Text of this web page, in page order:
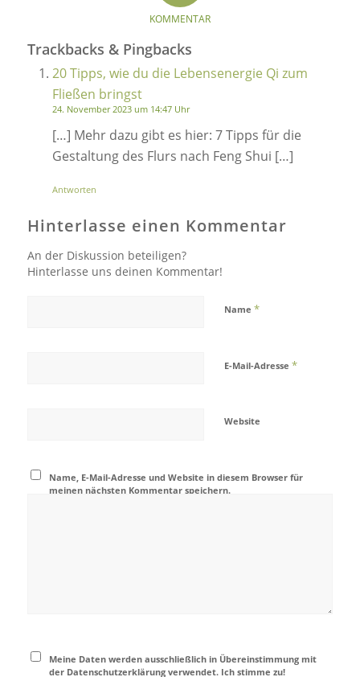
KOMMENTAR
Trackbacks & Pingbacks
20 Tipps, wie du die Lebensenergie Qi zum
Fließen bringst
24. November 2023 um 14:47 Uhr
[…] Mehr dazu gibt es hier: 7 Tipps für die
Gestaltung des Flurs nach Feng Shui […]
Antworten
Hinterlasse einen Kommentar
An der Diskussion beteiligen?
Hinterlasse uns deinen Kommentar!
Name *
E-Mail-Adresse *
Website
Name, E-Mail-Adresse und Website in diesem Browser für
meinen nächsten Kommentar speichern.
Meine Daten werden ausschließlich in Übereinstimmung mit
der Datenschutzerklärung verwendet. Ich stimme zu!